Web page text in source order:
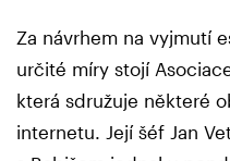
Za návrhem na vyjmutí
určité míry stojí
která sdružuje některé
internetu. Její šéf Jan